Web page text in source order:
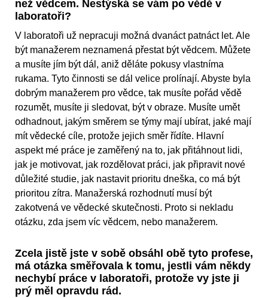
než vědcem. Nestýská se vám po vědě v
laboratoři?
V laboratoři už nepracuji možná dvanáct patnáct let. Ale
být manažerem neznamená přestat být vědcem. Můžete
a musíte jím být dál, aniž děláte pokusy vlastníma
rukama. Tyto činnosti se dál velice prolínají. Abyste byla
dobrým manažerem pro vědce, tak musíte pořád vědě
rozumět, musíte ji sledovat, být v obraze. Musíte umět
odhadnout, jakým směrem se týmy mají ubírat, jaké mají
mít vědecké cíle, protože jejich směr řídíte. Hlavní
aspekt mé práce je zaměřený na to, jak přitáhnout lidi,
jak je motivovat, jak rozdělovat práci, jak připravit nové
důležité studie, jak nastavit prioritu dneška, co má být
prioritou zítra. Manažerská rozhodnutí musí být
zakotvená ve vědecké skutečnosti. Proto si nekladu
otázku, zda jsem víc vědcem, nebo manažerem.
Zcela jistě jste v sobě obsáhl obě tyto profese,
má otázka směřovala k tomu, jestli vám někdy
nechybí práce v laboratoři, protože vy jste ji
prý měl opravdu rád.